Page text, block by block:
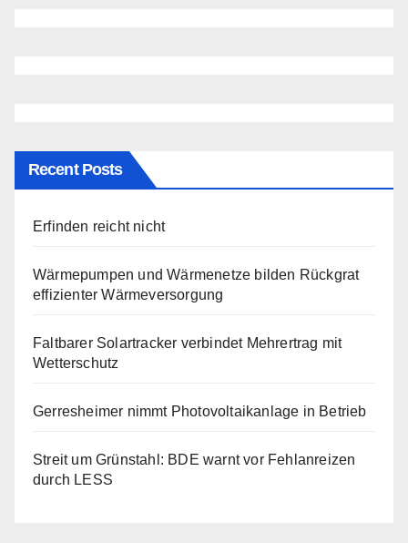
Recent Posts
Erfinden reicht nicht
Wärmepumpen und Wärmenetze bilden Rückgrat
effizienter Wärmeversorgung
Faltbarer Solartracker verbindet Mehrertrag mit
Wetterschutz
Gerresheimer nimmt Photovoltaikanlage in Betrieb
Streit um Grünstahl: BDE warnt vor Fehlanreizen
durch LESS